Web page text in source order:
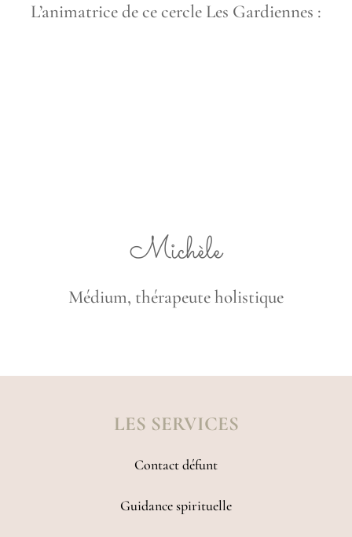
L’animatrice de ce cercle Les Gardiennes :
Michèle
Médium, thérapeute holistique
LES SERVICES
Contact défunt
Guidance spirituelle